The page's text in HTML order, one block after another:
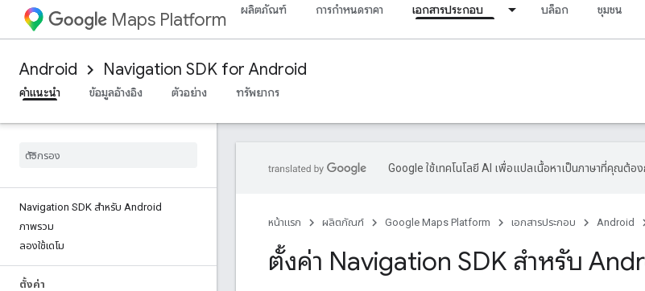
Maps Platform ผลิตภัณฑ์ การกำหนดราคา เอกสารประกอบ บล็อก ชุมชน
Android Navigation SDK for Android
คำแนะนำ
ข้อมูลอ้างอิง ตัวอย่าง ทรัพยากร
Navigation SDK สำหรับ Android
ภาพรวม
ลองใช้เดโม
ตั้งค่า
Google ใช้เทคโนโลยี AI เพื่อแปลเนื้อหาเป็นภาษาที่คุณต้อ
หน้าแรก ผลิตภัณฑ์ Google Maps Platform เอกสารประกอบ Android
ตั้งค่า Navigation SDK สำหรับ